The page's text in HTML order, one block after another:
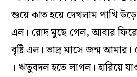
শুয়ে কাত হয়ে দেখলাম পাখি
এল। রোদ মুছে গেল, আবার
বৃষ্টি এল। ভাদ্র মাসে জন্ম
। ঋতুবদল হতে লাগল। হারিয়ে